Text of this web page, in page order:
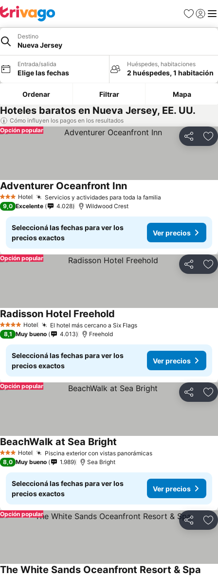
Favoritos
Iniciar
Destino
Nueva Jersey
Entrada/salida
Elige las fechas
Huéspedes, habitaciones
2 huéspedes, 1 habitación
Ordenar Filtrar Mapa
Hoteles baratos en Nueva Jersey, EE. UU.
Cómo influyen los pagos en los resultados
Compartir
Opción popular
3 Estrellas
Hotel Servicios y actividades para toda la familia
Adventurer Oceanfront Inn
9,0 Excelente 4.028 Wildwood Crest
Seleccioná las fechas para ver los
precios exactos
Ver precios
Compartir
Opción popular
4 EstrellasHotel El hotel más cercano a Six Flags
Radisson Hotel Freehold
8,1 Muy bueno 4.013 Freehold
Seleccioná las fechas para ver los
precios exactos
Ver precios
Compartir
Opción popular
3 Estrellas
Hotel Piscina exterior con vistas panorámicas
BeachWalk at Sea Bright
8,0 Muy bueno 1.989 Sea Bright
Seleccioná las fechas para ver los
precios exactos
Ver precios
Compartir
Opción popular
The White Sands Oceanfront Resort & Spa